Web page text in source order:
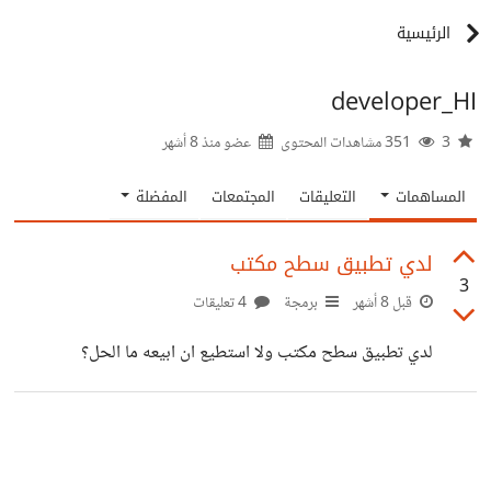
الرئيسية
developer_HI
عضو منذ8 أشهر
المساهمات التعليقات المجتمعات المفضلة
3
لدي تطبيق سطح مكتب
قبل 8 أشهر برمجة
لدي تطبيق سطح مكتب ولا استطيع ان ابيعه ما الحل؟